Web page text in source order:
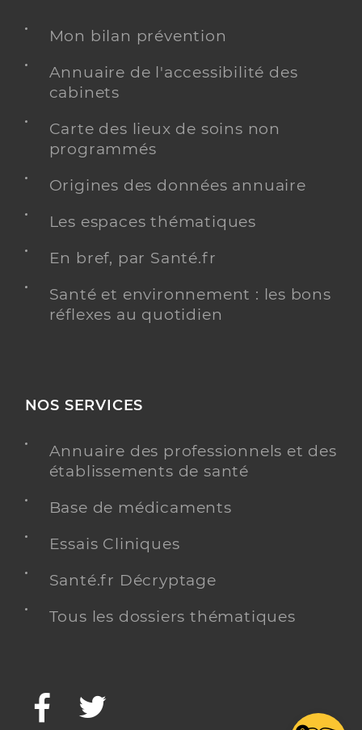
Mon bilan prévention
Annuaire de l'accessibilité des
cabinets
Carte des lieux de soins non
programmés
Origines des données annuaire
Les espaces thématiques
En bref, par Santé.fr
Santé et environnement : les bons
réflexes au quotidien
NOS SERVICES
Annuaire des professionnels et des
établissements de santé
Base de médicaments
Essais Cliniques
Santé.fr Décryptage
Tous les dossiers thématiques
Facebook